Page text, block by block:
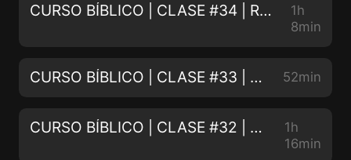
CURSO BÍBLICO | CLASE #34 | REQUISITOS PARA EL DISCIPULADO | 01/15/2022
1h
8min
CURSO BÍBLICO | CLASE #33 | YESHUA EL GRAN YO SOY | 01/08/2022 52min
CURSO BÍBLICO | CLASE #32 | HEMOS ENCONTRADO AL MESÍAS PT. 2 | 01/01/2022
1h
16min